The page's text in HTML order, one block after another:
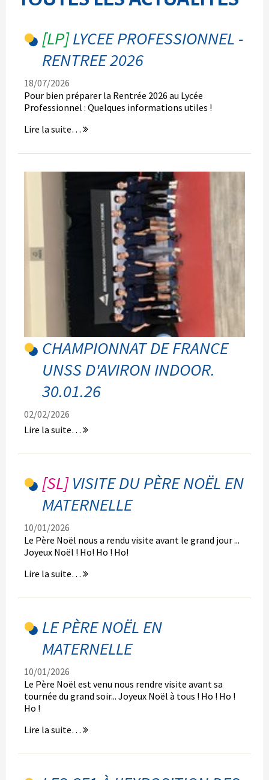
LYCEE PROFESSIONNEL -
RENTREE 2026
18/07/2026
Pour bien préparer la Rentrée 2026 au Lycée
Professionnel : Quelques informations utiles !
LYCEE
-
Lire la suite…
CHAMPIONNAT DE FRANCE
UNSS D'AVIRON INDOOR.
30.01.26
02/02/2026
Championnat
France
d'aviron
indoor.
30.01.26
Lire la suite…
VISITE DU PÈRE NOËL EN
MATERNELLE
10/01/2026
Le Père Noël nous a rendu visite avant le grand jour ...
Joyeux Noël ! Ho! Ho ! Ho!
Visite
Père
en
maternelle
Lire la suite…
LE PÈRE NOËL EN
MATERNELLE
10/01/2026
Le Père Noël est venu nous rendre visite avant sa
tournée du grand soir... Joyeux Noël à tous ! Ho ! Ho !
Ho !
Le
Noël
maternelle
Lire la suite…